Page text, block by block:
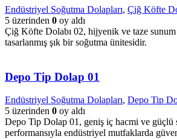
Endüstriyel Soğutma Dolapları, Çiğ Köfte
5 üzerinden 0 oy aldı
Çiğ Köfte Dolabı 02, hijyenik ve taze
tasarlanmış şık bir soğutma ünitesidir.
Depo Tip Dolap 01
Endüstriyel Soğutma Dolapları, Depo Tip
5 üzerinden 0 oy aldı
Depo Tip Dolap 01, geniş iç hacmi ve güçlü
performansıyla endüstriyel mutfaklarda